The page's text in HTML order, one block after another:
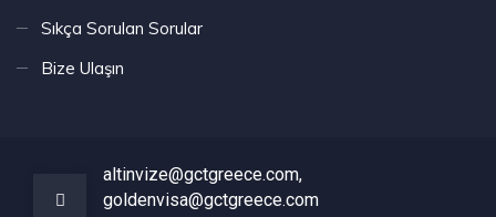
Sıkça Sorulan Sorular
Bize Ulaşın
altinvize@gctgreece.com,
goldenvisa@gctgreece.com